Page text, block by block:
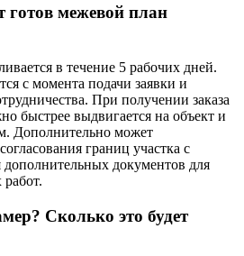
готов межевой план
в течение 5 рабочих дней.
с момента подачи заявки и
При получении заказа
быстрее выдвигается на объект и
Дополнительно может
границ участка с
документов для
Сколько это будет